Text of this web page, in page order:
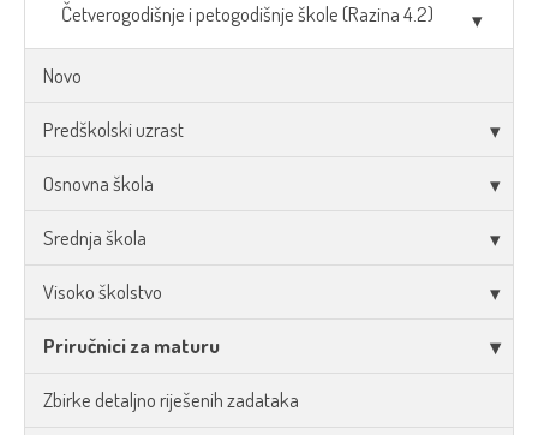
Četverogodišnje i petogodišnje škole (Razina 4.2)
Novo
Predškolski uzrast
Osnovna škola
Srednja škola
Visoko školstvo
Priručnici za maturu
Zbirke detaljno riješenih zadataka